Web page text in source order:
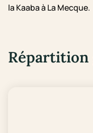
la Kaaba à La Mecque.
Répartition